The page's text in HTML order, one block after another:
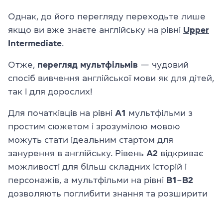
Однак, до його перегляду переходьте лише
якщо ви вже знаєте англійську на рівні Upper
Intermediate.
Отже, перегляд мультфільмів — чудовий
спосіб вивчення англійської мови як для дітей,
так і для дорослих!
Для початківців на рівні A1 мультфільми з
простим сюжетом і зрозумілою мовою
можуть стати ідеальним стартом для
занурення в англійську. Рівень A2 відкриває
можливості для більш складних історій і
персонажів, а мультфільми на рівні B1–B2
дозволяють поглибити знання та розширити